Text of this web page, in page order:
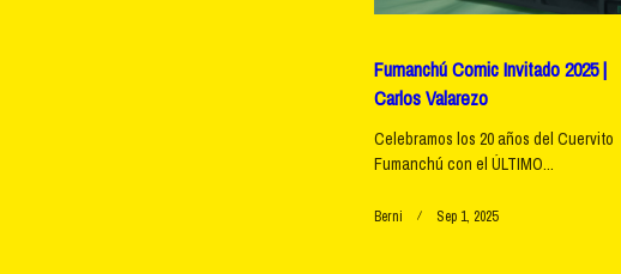
Fumanchú Comic Invitado 2025 |
Carlos Valarezo
Celebramos los 20 años del Cuervito
Fumanchú con el ÚLTIMO...
Berni Sep 1, 2025